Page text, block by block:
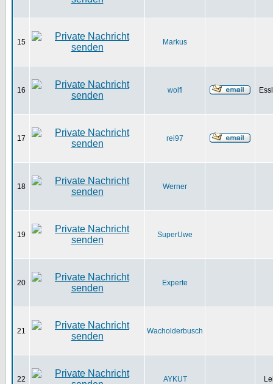
15 Markus
16 wolfi
17 rei97
18 Werner
19 SuperUwe
20 Experte
21 Wacholderbusch
22 AYKUT